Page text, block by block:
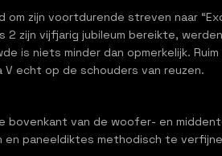
om zijn voortdurende streven naar
2 zijn vijfjarig jubileum bereikte,
is niets minder dan opmerkelijk.
V echt op de schouders van reuzen.
bovenkant van de woofer- en
paneeldiktes methodisch te